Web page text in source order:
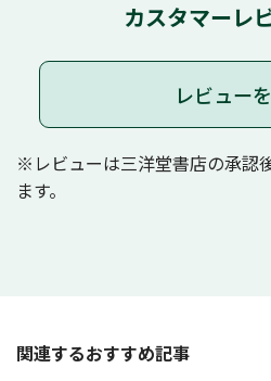
カスタマーレ
レビュー
※レビューは三洋堂書店の承認
ます。
関連するおすすめ記事